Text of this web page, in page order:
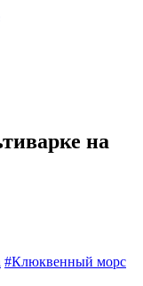
на
#Клюквенный морс